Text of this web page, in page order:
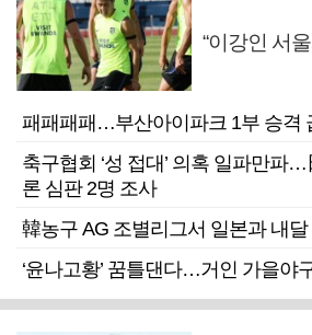
“이강인 서
패패패패…부산아이파크 1부 승격
축구협회 ‘성 접대’ 의혹 일파만파
론 심판 2명 조사
韓농구 AG 조별리그서 일본과 내달
‘윤나고황’ 꿈틀댄다…거인 가을야